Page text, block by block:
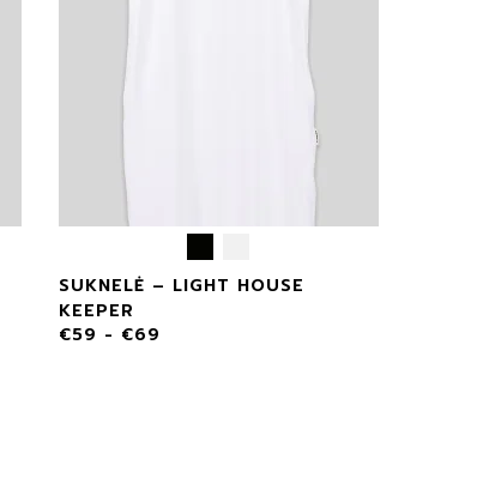
SUKNELĖ – LIGHT HOUSE
KEEPER
€59 - €69